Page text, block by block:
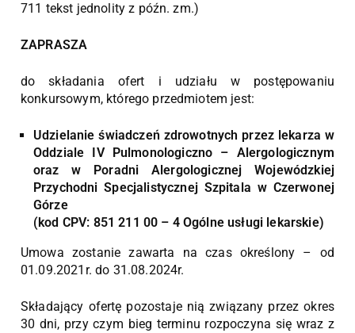
711 tekst jednolity z późn. zm.)
ZAPRASZA
do składania ofert i udziału w postępowaniu
konkursowym, którego przedmiotem jest:
Udzielanie świadczeń zdrowotnych przez lekarza w
Oddziale IV Pulmonologiczno – Alergologicznym
oraz w Poradni Alergologicznej Wojewódzkiej
Przychodni Specjalistycznej Szpitala w Czerwonej
Górze
(kod CPV: 851 211 00 – 4 Ogólne usługi lekarskie)
Umowa zostanie zawarta na czas określony – od
01.09.2021r. do 31.08.2024r.
Składający ofertę pozostaje nią związany przez okres
30 dni, przy czym bieg terminu rozpoczyna się wraz z